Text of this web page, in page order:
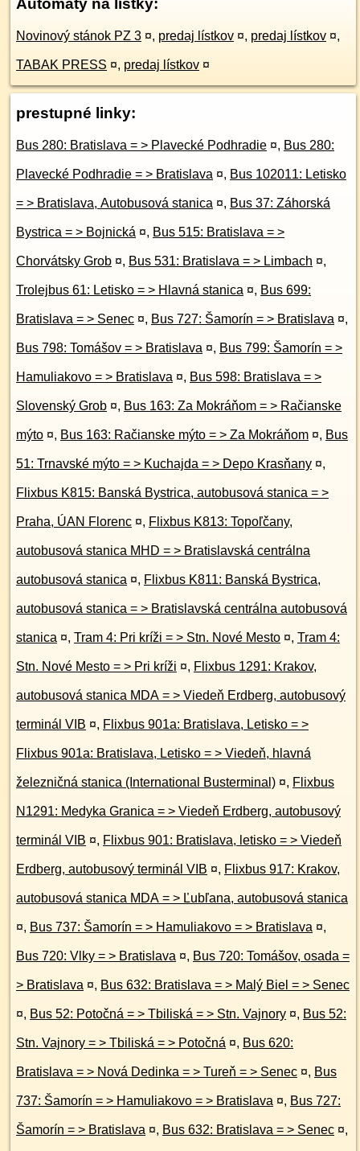
Automaty na lístky:
Novinový stánok PZ 3 ¤, predaj lístkov ¤, predaj lístkov ¤,
TABAK PRESS ¤, predaj lístkov ¤
prestupné linky:
Bus 280: Bratislava = > Plavecké Podhradie ¤, Bus 280:
Plavecké Podhradie = > Bratislava ¤, Bus 102011: Letisko
= > Bratislava, Autobusová stanica ¤, Bus 37: Záhorská
Bystrica = > Bojnická ¤, Bus 515: Bratislava = >
Chorvátsky Grob ¤, Bus 531: Bratislava = > Limbach ¤,
Trolejbus 61: Letisko = > Hlavná stanica ¤, Bus 699:
Bratislava = > Senec ¤, Bus 727: Šamorín = > Bratislava ¤,
Bus 798: Tomášov = > Bratislava ¤, Bus 799: Šamorín = >
Hamuliakovo = > Bratislava ¤, Bus 598: Bratislava = >
Slovenský Grob ¤, Bus 163: Za Mokráňom = > Račianske
mýto ¤, Bus 163: Račianske mýto = > Za Mokráňom ¤, Bus
51: Trnavské mýto = > Kuchajda = > Depo Krasňany ¤,
Flixbus K815: Banská Bystrica, autobusová stanica = >
Praha, ÚAN Florenc ¤, Flixbus K813: Topoľčany,
autobusová stanica MHD = > Bratislavská centrálna
autobusová stanica ¤, Flixbus K811: Banská Bystrica,
autobusová stanica = > Bratislavská centrálna autobusová
stanica ¤, Tram 4: Pri kríži = > Stn. Nové Mesto ¤, Tram 4:
Stn. Nové Mesto = > Pri kríži ¤, Flixbus 1291: Krakov,
autobusová stanica MDA = > Viedeň Erdberg, autobusový
terminál VIB ¤, Flixbus 901a: Bratislava, Letisko = >
Flixbus 901a: Bratislava, Letisko = > Viedeň, hlavná
železničná stanica (International Busterminal) ¤, Flixbus
N1291: Medyka Granica = > Viedeň Erdberg, autobusový
terminál VIB ¤, Flixbus 901: Bratislava, letisko = > Viedeň
Erdberg, autobusový terminál VIB ¤, Flixbus 917: Krakov,
autobusová stanica MDA = > Ľubľana, autobusová stanica
¤, Bus 737: Šamorín = > Hamuliakovo = > Bratislava ¤,
Bus 720: Vlky = > Bratislava ¤, Bus 720: Tomášov, osada =
> Bratislava ¤, Bus 632: Bratislava = > Malý Biel = > Senec
¤, Bus 52: Potočná = > Tbiliská = > Stn. Vajnory ¤, Bus 52:
Stn. Vajnory = > Tbiliská = > Potočná ¤, Bus 620:
Bratislava = > Nová Dedinka = > Tureň = > Senec ¤, Bus
737: Šamorín = > Hamuliakovo = > Bratislava ¤, Bus 727:
Šamorín = > Bratislava ¤, Bus 632: Bratislava = > Senec ¤,